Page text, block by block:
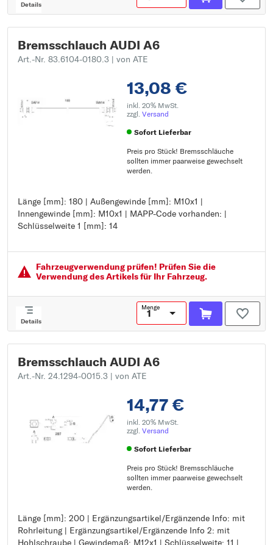
Details
Bremsschlauch AUDI A6
Art.-Nr. 83.6104-0180.3 | von ATE
13,08 €
inkl. 20% MwSt.
zzgl. Versand
Sofort Lieferbar
Preis pro Stück! Bremsschläuche
sollten immer paarweise gewechselt
werden.
Länge [mm]: 180 | Außengewinde [mm]: M10x1 |
Innengewinde [mm]: M10x1 | MAPP-Code vorhanden: |
Schlüsselweite 1 [mm]: 14
Länge [mm]: 180
Außengewinde [mm]: M10x1
Innengewinde [mm]: M10x1
Schlüsselweite 1 [mm]: 14
Fahrzeugver­wendung prüfen! Prüfen Sie die
Verwendung des Artikels für Ihr Fahrzeug.
Details
Menge
Bremsschlauch AUDI A6
Art.-Nr. 24.1294-0015.3 | von ATE
14,77 €
inkl. 20% MwSt.
zzgl. Versand
Sofort Lieferbar
Preis pro Stück! Bremsschläuche
sollten immer paarweise gewechselt
werden.
Länge [mm]: 200 | Ergänzungsartikel/Ergänzende Info: mit
Rohrleitung | Ergänzungsartikel/Ergänzende Info 2: mit
Hohlschraube | Gewindemaß: M12x1 | Schlüsselweite: 11 |
Länge [mm]: 200
Ergänzungsartikel/Ergänzende Info: mit Rohrleitung
Ergänzungsartikel/Ergänzende Info 2: mit Hohlschraube